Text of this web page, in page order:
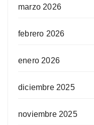
marzo 2026
febrero 2026
enero 2026
diciembre 2025
noviembre 2025